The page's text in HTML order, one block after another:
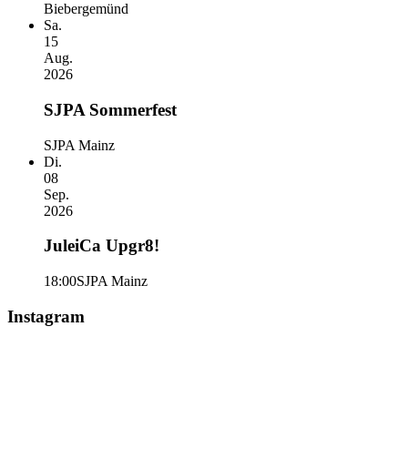
Biebergemünd
Sa.
15
Aug.
2026
SJPA Sommerfest
SJPA Mainz
Di.
08
Sep.
2026
JuleiCa Upgr8!
18:00SJPA Mainz
Instagram